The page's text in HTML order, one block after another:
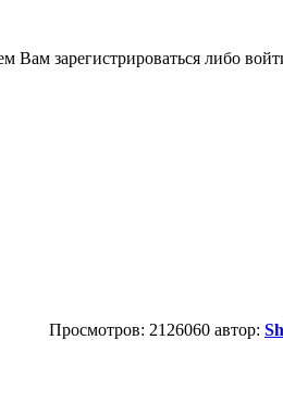
зарегистрироваться либо
Просмотров: 2126060 автор: